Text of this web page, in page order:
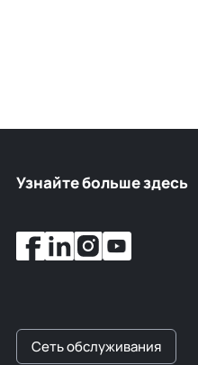
Узнайте больше здесь
Сеть обслуживания